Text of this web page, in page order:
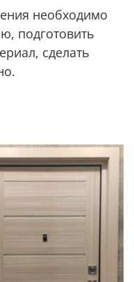
необходимо
подготовить
сделать